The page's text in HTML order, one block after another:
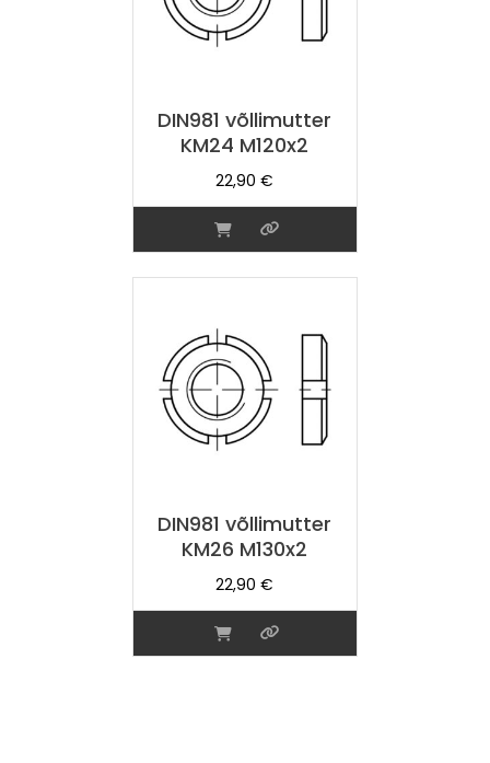
DIN981 võllimutter
KM24 M120x2
22,90€
DIN981 võllimutter
KM26 M130x2
22,90€